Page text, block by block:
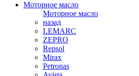
Моторное масло
Моторное масло
назад
LEMARC
ZEPRO
Repsol
Mirax
Petronas